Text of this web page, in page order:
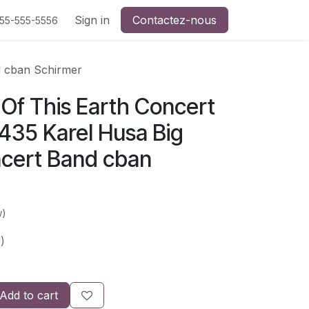
555-5556 Sign in Contactez-nous
cban Schirmer
This Earth Concert
Karel Husa Big
Band cban
to cart